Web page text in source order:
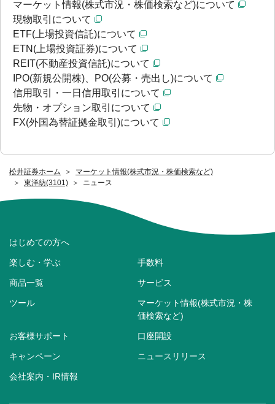
松井証券ホーム
マーケット情報(株式市況・株価検索など)
東洋紡(3101)
ニュース
マーケット情報(株式市況・株価検索など)について
現物取引について
ETF(上場投資信託)について
ETN(上場投資証券)について
REIT(不動産投資信託)について
IPO(新規公開株)、PO(公募・売出し)について
信用取引・一日信用取引について
先物・オプション取引について
FX(外国為替証拠金取引)について
はじめての方へ
楽しむ・学ぶ 手数料
商品一覧 サービス
ツール
マーケット情報(株式市況・株
価検索など)
お客様サポート 口座開設
キャンペーン ニュースリリース
会社案内・IR情報